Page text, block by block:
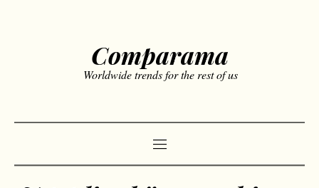
Comparama
Worldwide trends for the rest of us